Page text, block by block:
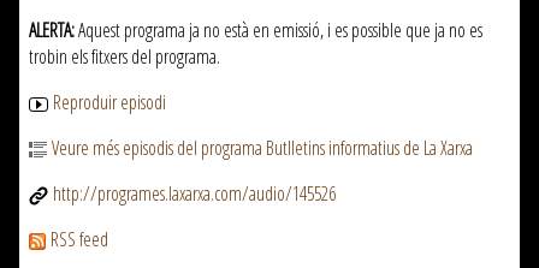
ALERTA:Aquest programa ja no està en emissió, i es possible que ja no es
trobin els fitxers del programa.
Reproduir episodi
Veure més episodis del programa Butlletins informatius de La Xarxa
http://programes.laxarxa.com/audio/145526
RSS feed